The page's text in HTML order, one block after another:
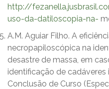
http://
uso-da-datiloscopia-na-
A.M. Aguiar Filho. A
necropapiloscópica na
desastre de massa, em
identificação de
Conclusão de Curso